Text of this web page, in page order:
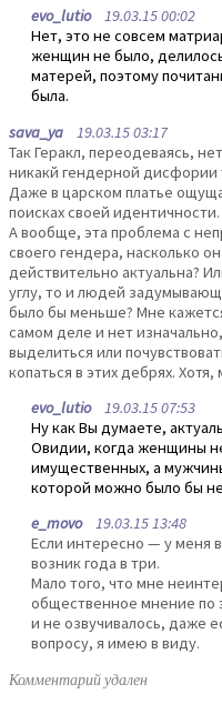
evo_lutio19.03.15 00:02
Нет, это не совсем
женщин не было,
матерей, поэтому
была.
sava_ya 19.03.15 03:17
Так Геракл, переодеваясь,
никакй гендерной дисфории
Даже в царском платье
поисках своей идентичности.
А вообще, эта проблема с
своего гендера, насколько
действительно актуальна?
углу, то и людей
было бы меньше? Мне
самом деле и нет
выделиться или
копаться в этих дебрях.
evo_lutio19.03.15 07:53
Ну как Вы думаете,
Овидии, когда женщины
имущественных, а
которой можно было бы
e_movo19.03.15 13:48
Если интересно — у меня
возник года в три.
Мало того, что мне
общественное мнение по
и не озвучивалось, даже
вопросу, я имею в виду.
Комментарий удален